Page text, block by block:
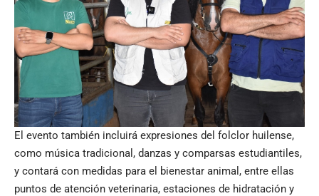
El evento también incluirá expresiones del folclor huilense,
como música tradicional, danzas y comparsas estudiantiles,
y contará con medidas para el bienestar animal, entre ellas
puntos de atención veterinaria, estaciones de hidratación y